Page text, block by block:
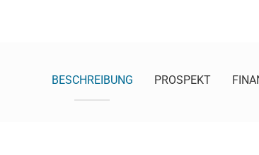
BESCHREIBUNG PROSPEKT